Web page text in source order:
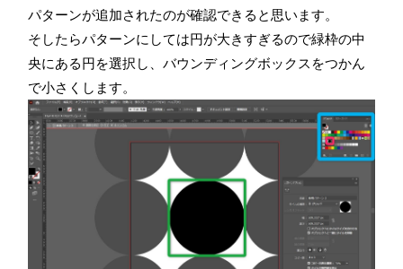
パターンが追加されたのが確認できると思います。
そしたらパターンにしては円が大きすぎるので緑枠の中
央にある円を選択し、バウンディングボックスをつかん
で小さくします。